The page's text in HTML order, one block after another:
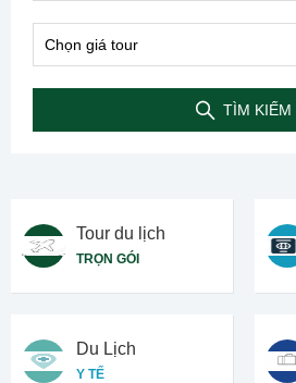
TÌM KIẾM
Tour du lịch
TRỌN GÓI
Du Lịch
Y TẾ